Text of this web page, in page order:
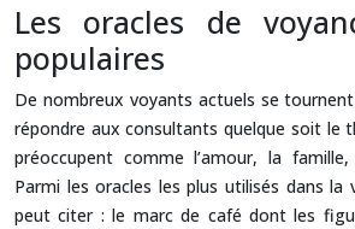
Les oracles de
populaires
De nombreux voyants actuels se
répondre aux consultants quelque soit le
préoccupent comme l’amour, la
Parmi les oracles les plus utilisés dans la
peut citer : le marc de café dont les